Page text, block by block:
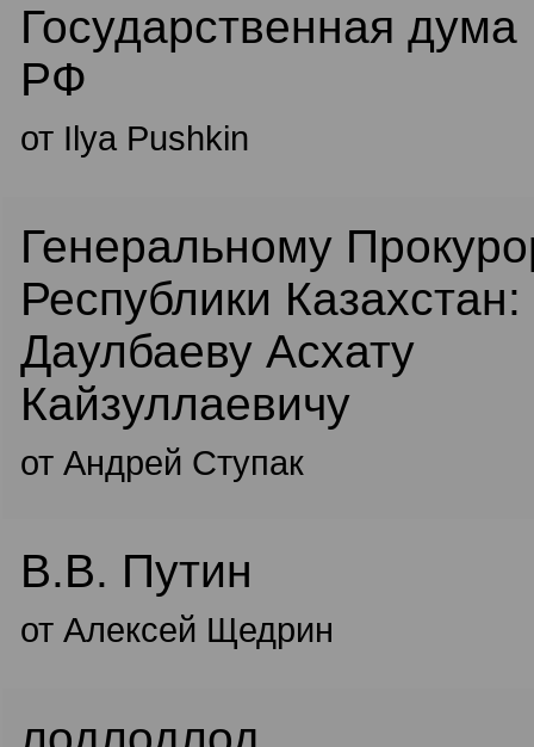
Государственная дума
РФ
от Ilya Pushkin
Генеральному
Республики Казахстан:
Даулбаеву Асхату
Кайзуллаевичу
от Андрей Ступак
В.В. Путин
от Алексей Щедрин